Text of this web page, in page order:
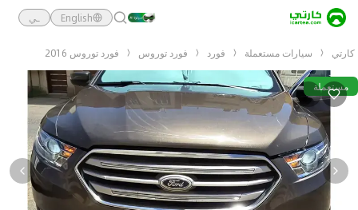
English ـي
كارتي سيارات مستعملة فورد فورد توروس فورد توروس 2016
مستعملة